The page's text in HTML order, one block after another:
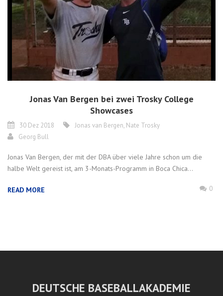
Jonas Van Bergen bei zwei Trosky College
Showcases
30 Dez 2018 Jonas van Bergen, Nate Trosky
Georg Bull
Jonas Van Bergen, der mit der DBA über viele Jahre schon um die
halbe Welt gereist ist, am 3-Monats-Programm in Boca Chica...
READ MORE 0
DEUTSCHE BASEBALLAKADEMIE